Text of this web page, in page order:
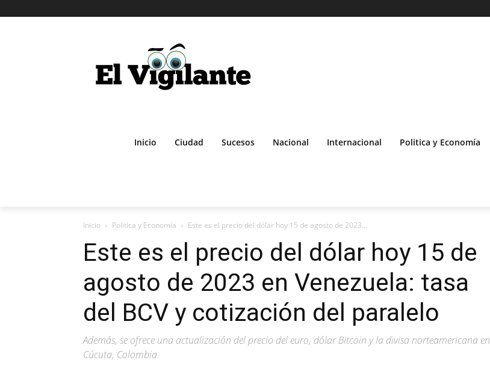
Inicio Ciudad Sucesos Nacional Internacional Politica y Economía
Inicio Politica y Economía Este es el precio del dólar hoy 15 de agosto de 2023...
Este es el precio del dólar hoy 15 de
agosto de 2023 en Venezuela: tasa
del BCV y cotización del paralelo
Además, se ofrece una actualización del precio del euro, dólar Bitcoin y la divisa norteamericana en
Cúcuta, Colombia